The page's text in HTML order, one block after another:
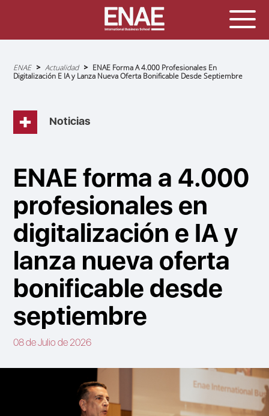
Sobrescribir
enlaces
de
navegación
ENAE Actualidad
ENAE Forma A 4.000 Profesionales En
Digitalización E IA y Lanza Nueva Oferta Bonificable Desde Septiembre
Noticias
ENAE forma a 4.000
profesionales en
digitalización e IA y
lanza nueva oferta
bonificable desde
septiembre
08 de Julio de 2026